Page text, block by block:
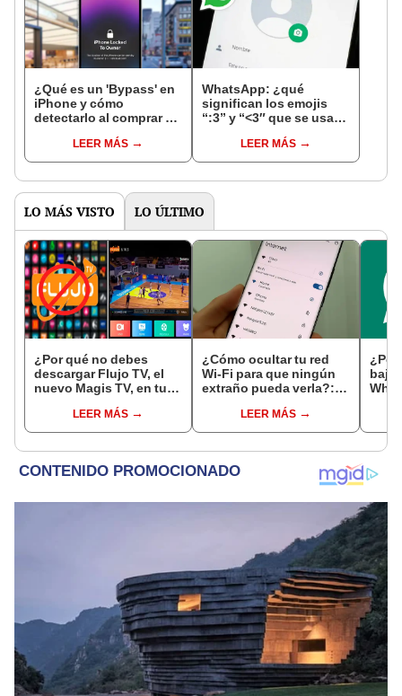
¿Qué es un 'Bypass' en
iPhone y cómo
detectarlo al comprar un
LEER MÁS
WhatsApp: ¿qué
significan los emojis
“:3” y “<3″ que se usan
LEER MÁS
LO MÁS VISTO LO ÚLTIMO
¿Por qué no debes
descargar Flujo TV, el
nuevo Magis TV, en tu
LEER MÁS
¿Cómo ocultar tu red
Wi-Fi para que ningún
extraño pueda verla?:
existieraLEER MÁS
¿Por